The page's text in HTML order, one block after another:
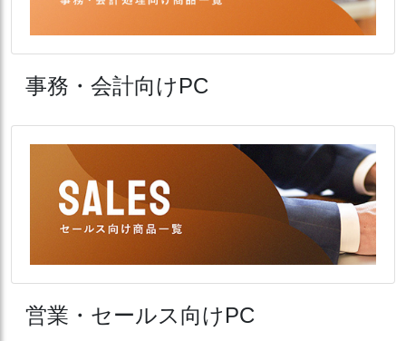
事務・会計向けPC
営業・セールス向けPC